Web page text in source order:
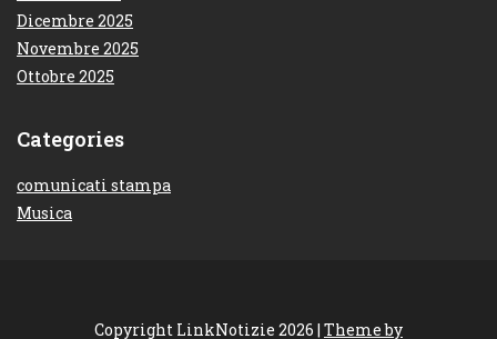
Dicembre 2025
Novembre 2025
Ottobre 2025
Categories
comunicati stampa
Musica
Copyright LinkNotizie 2026 | Theme by